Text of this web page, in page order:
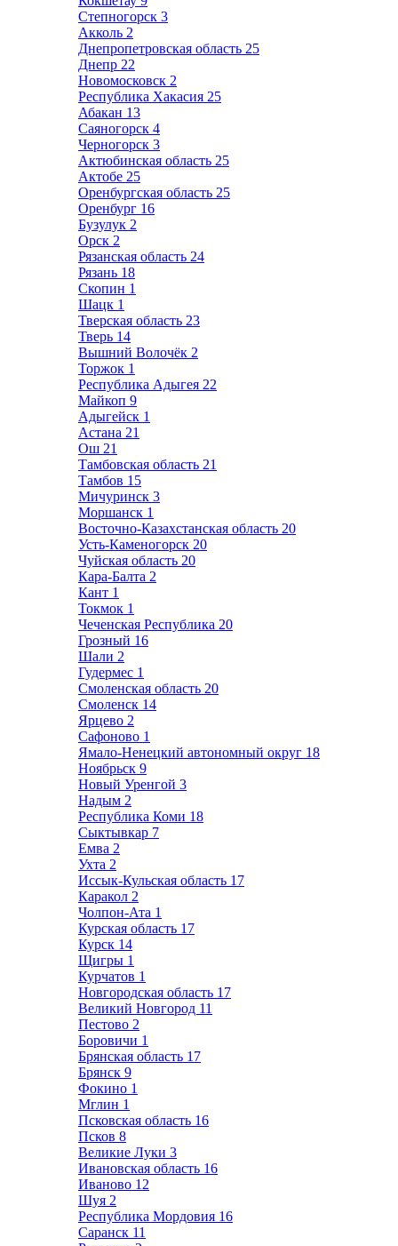
Степногорск 3
Акколь 2
Днепропетровская область 25
Днепр 22
Новомосковск 2
Республика Хакасия 25
Абакан 13
Саяногорск 4
Черногорск 3
Актюбинская область 25
Актобе 25
Оренбургская область 25
Оренбург 16
Бузулук 2
Орск 2
Рязанская область 24
Рязань 18
Скопин 1
Шацк 1
Тверская область 23
Тверь 14
Вышний Волочёк 2
Торжок 1
Республика Адыгея 22
Майкоп 9
Адыгейск 1
Астана 21
Ош 21
Тамбовская область 21
Тамбов 15
Мичуринск 3
Моршанск 1
Восточно-Казахстанская область 20
Усть-Каменогорск 20
Чуйская область 20
Кара-Балта 2
Кант 1
Токмок 1
Чеченская Республика 20
Грозный 16
Шали 2
Гудермес 1
Смоленская область 20
Смоленск 14
Ярцево 2
Сафоново 1
Ямало-Ненецкий автономный округ 18
Ноябрьск 9
Новый Уренгой 3
Надым 2
Республика Коми 18
Сыктывкар 7
Емва 2
Ухта 2
Иссык-Кульская область 17
Каракол 2
Чолпон-Ата 1
Курская область 17
Курск 14
Щигры 1
Курчатов 1
Новгородская область 17
Великий Новгород 11
Пестово 2
Боровичи 1
Брянская область 17
Брянск 9
Фокино 1
Мглин 1
Псковская область 16
Псков 8
Великие Луки 3
Ивановская область 16
Иваново 12
Шуя 2
Республика Мордовия 16
Саранск 11